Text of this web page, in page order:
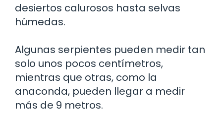
desiertos calurosos hasta selvas
húmedas.
Algunas serpientes pueden medir tan
solo unos pocos centímetros,
mientras que otras, como la
anaconda, pueden llegar a medir
más de 9 metros.